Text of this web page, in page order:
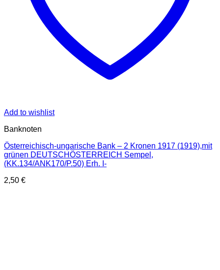
Add to wishlist
Banknoten
Österreichisch-ungarische Bank – 2 Kronen 1917 (1919),mit
grünen DEUTSCHÖSTERREICH Sempel,
(KK.134/ANK170/P.50) Erh. I-
2,50 €